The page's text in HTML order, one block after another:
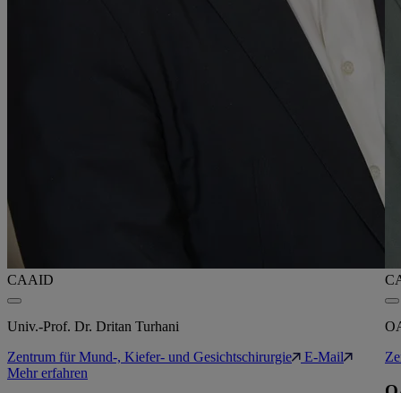
CAAID
Univ.-Prof. Dr. Dritan Turhani
Zentrum für Mund-, Kiefer- und Gesichtschirurgie
E-Mail
Mehr erfahren